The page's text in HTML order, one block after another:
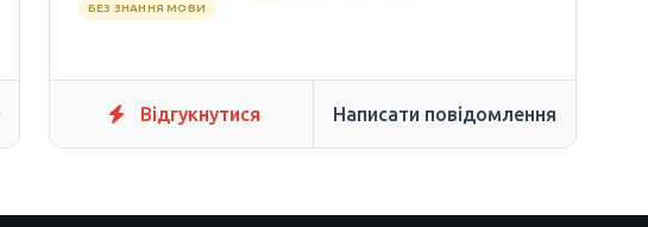
БЕЗ ЗНАННЯ МОВИ
Відгукнутися Написати повідомлення